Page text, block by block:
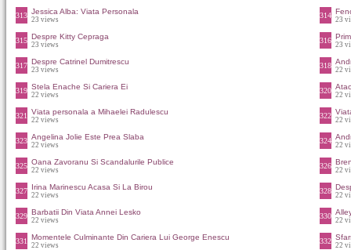
313 Jessica Alba: Viata Personala
23 views 314 23
315 Despre Kitty Cepraga
23 views 316 23
317 Despre Catrinel Dumitrescu
23 views 318 22
319 Stela Enache Si Cariera Ei
22 views 320 22
321 Viata personala a Mihaelei Radulescu
22 views 322 22
323 Angelina Jolie Este Prea Slaba
22 views 324 22
325 Oana Zavoranu Si Scandalurile Publice
22 views 326 22
327 Irina Marinescu Acasa Si La Birou
22 views 328 22
329 Barbatii Din Viata Annei Lesko
22 views 330 22
331 Momentele Culminante Din Cariera Lui George Enescu
22 views 332 22